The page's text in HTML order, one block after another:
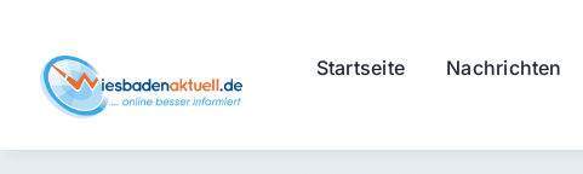
content
Startseite Nachrichten